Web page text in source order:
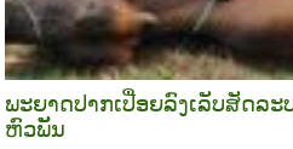
ພະຍາດປາກເປື່ອຍລົງເລັບສັດລະ
ຫົວພັັນ